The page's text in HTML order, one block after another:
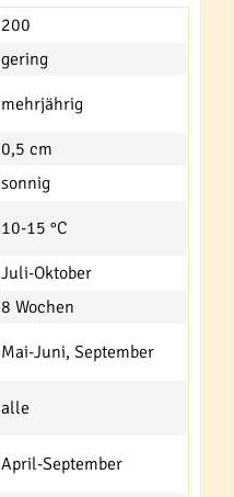
200
gering
mehrjährig
0,5 cm
sonnig
10-15 °C
Juli-Oktober
8 Wochen
Mai-Juni, September
alle
April-September